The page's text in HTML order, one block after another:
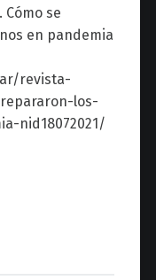
Cómo se
en pandemia
revista-
los-
nid18072021/